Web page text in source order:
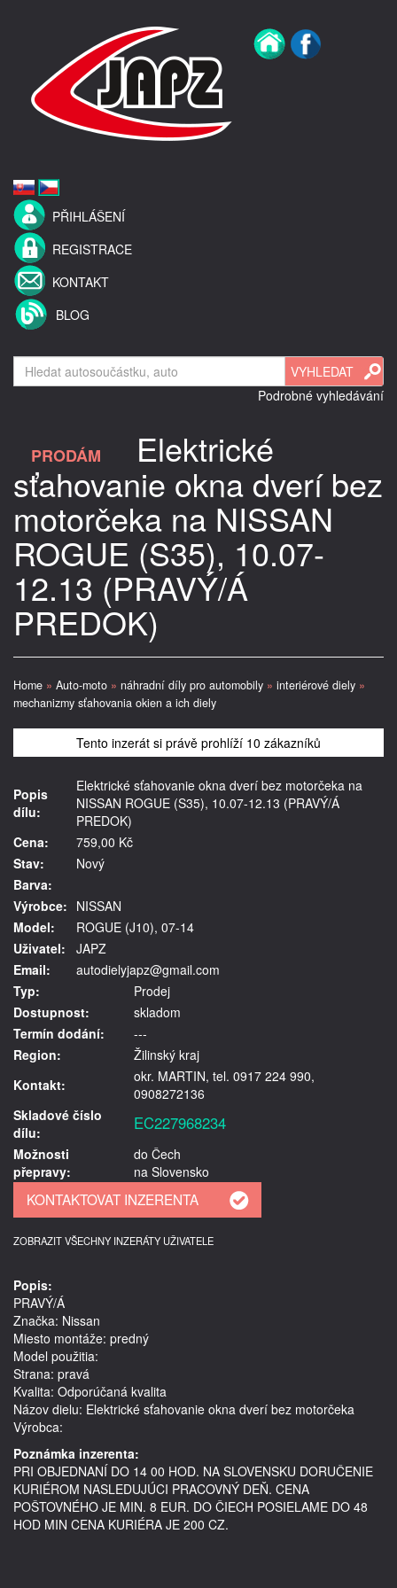
PŘIHLÁŠENÍ
REGISTRACE
KONTAKT
BLOG
Podrobné vyhledávání
PRODÁM Elektrické
sťahovanie okna dverí bez
motorčeka na NISSAN
ROGUE (S35), 10.07-
12.13 (PRAVÝ/Á
PREDOK)
Home » Auto-moto » náhradní díly pro automobily » interiérové diely »
mechanizmy sťahovania okien a ich diely
Tento inzerát si právě prohlíží 10 zákazníků
Popis
dílu:
Elektrické sťahovanie okna dverí bez motorčeka na
NISSAN ROGUE (S35), 10.07-12.13 (PRAVÝ/Á
PREDOK)
Cena:
759,00 Kč
Stav:
Nový
Barva:
Výrobce: NISSAN
Model:
ROGUE (J10), 07-14
Uživatel:
JAPZ
Email:
autodielyjapz@gmail.com
Typ:
Prodej
Dostupnost:
skladom
Termín dodání:
---
Region:
Žilinský kraj
Kontakt:
okr. MARTIN, tel. 0917 224 990,
0908272136
Skladové číslo
dílu:
EC227968234
Možnosti
přepravy:
do Čech
na Slovensko
ZOBRAZIT VŠECHNY INZERÁTY UŽIVATELE
Popis:
PRAVÝ/Á
Značka: Nissan
Miesto montáže: predný
Model použitia:
Strana: pravá
Kvalita: Odporúčaná kvalita
Názov dielu: Elektrické sťahovanie okna dverí bez motorčeka
Výrobca:
Poznámka inzerenta:
PRI OBJEDNANÍ DO 14 00 HOD. NA SLOVENSKU DORUČENIE
KURIÉROM NASLEDUJÚCI PRACOVNÝ DEŇ. CENA
POŠTOVNÉHO JE MIN. 8 EUR. DO ČIECH POSIELAME DO 48
HOD MIN CENA KURIÉRA JE 200 CZ.